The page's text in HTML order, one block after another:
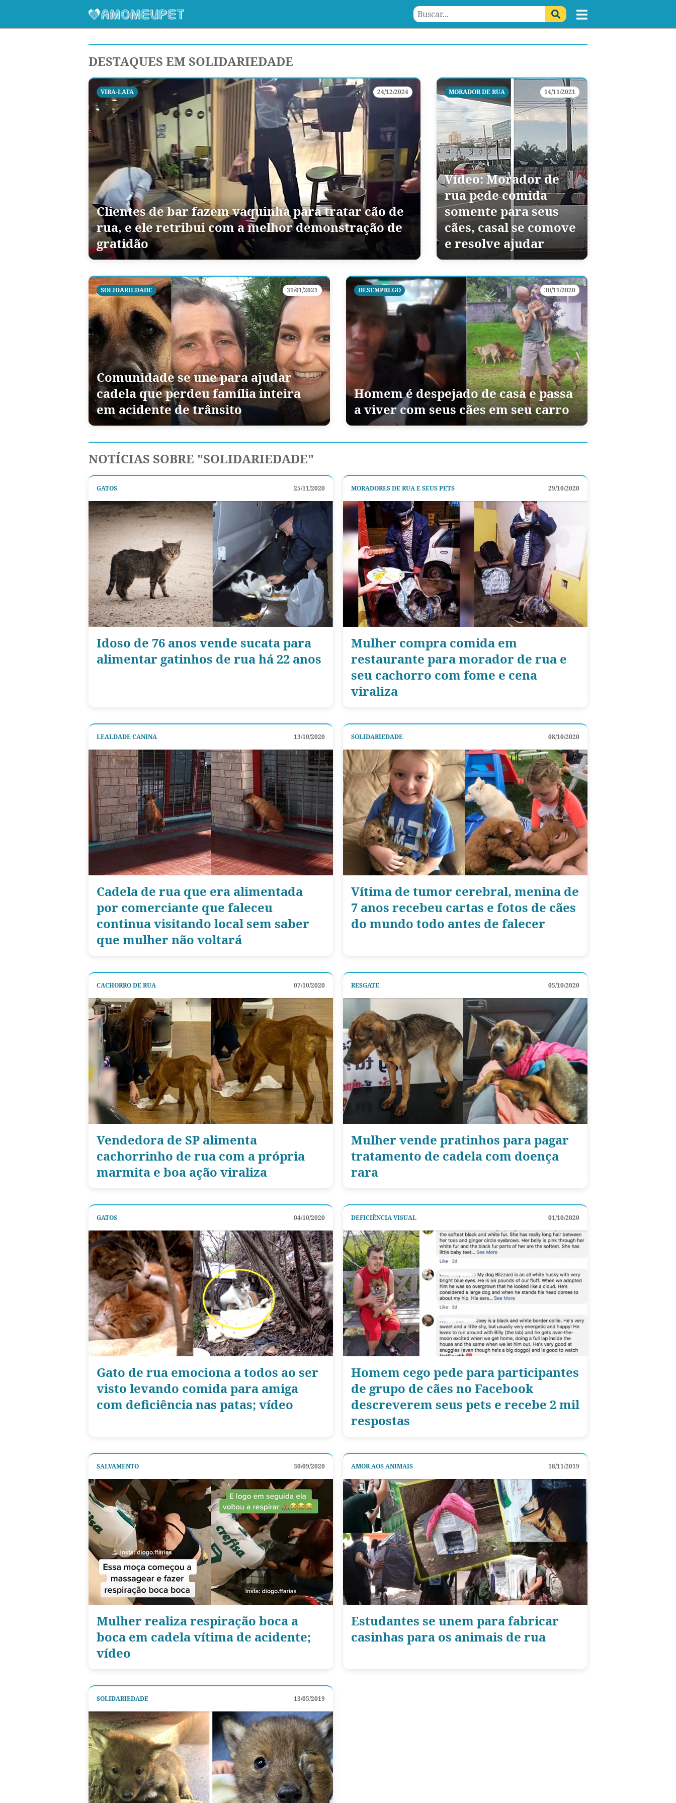
DESTAQUES EM SOLIDARIEDADE
VIRA-LATA 24/12/2024
Clientes de bar fazem vaquinha para tratar cão de
rua, e ele retribui com a melhor demonstração de
gratidão
MORADOR DE RUA 14/11/2021
Vídeo: Morador de
rua pede comida
somente para seus
cães, casal se comove
e resolve ajudar
SOLIDARIEDADE 31/01/2021
Comunidade se une para ajudar
cadela que perdeu família inteira
em acidente de trânsito
DESEMPREGO 30/11/2020
Homem é despejado de casa e passa
a viver com seus cães em seu carro
NOTÍCIAS SOBRE "SOLIDARIEDADE"
GATOS 25/11/2020
Idoso de 76 anos vende sucata para
alimentar gatinhos de rua há 22 anos
MORADORES DE RUA E SEUS PETS 29/10/2020
Mulher compra comida em
restaurante para morador de rua e
seu cachorro com fome e cena
viraliza
LEALDADE CANINA 13/10/2020
Cadela de rua que era alimentada
por comerciante que faleceu
continua visitando local sem saber
que mulher não voltará
SOLIDARIEDADE 08/10/2020
Vítima de tumor cerebral, menina de
7 anos recebeu cartas e fotos de cães
do mundo todo antes de falecer
CACHORRO DE RUA 07/10/2020
Vendedora de SP alimenta
cachorrinho de rua com a própria
marmita e boa ação viraliza
RESGATE 05/10/2020
Mulher vende pratinhos para pagar
tratamento de cadela com doença
rara
GATOS 04/10/2020
Gato de rua emociona a todos ao ser
visto levando comida para amiga
com deficiência nas patas; vídeo
DEFICIÊNCIA VISUAL 01/10/2020
Homem cego pede para participantes
de grupo de cães no Facebook
descreverem seus pets e recebe 2 mil
respostas
SALVAMENTO 30/09/2020
Mulher realiza respiração boca a
boca em cadela vítima de acidente;
vídeo
AMOR AOS ANIMAIS 18/11/2019
Estudantes se unem para fabricar
casinhas para os animais de rua
SOLIDARIEDADE 13/05/2019